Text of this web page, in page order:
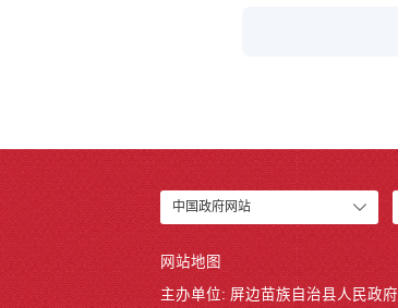
中国政府网站
网站地图
主办单位: 屏边苗族自治县人民政府